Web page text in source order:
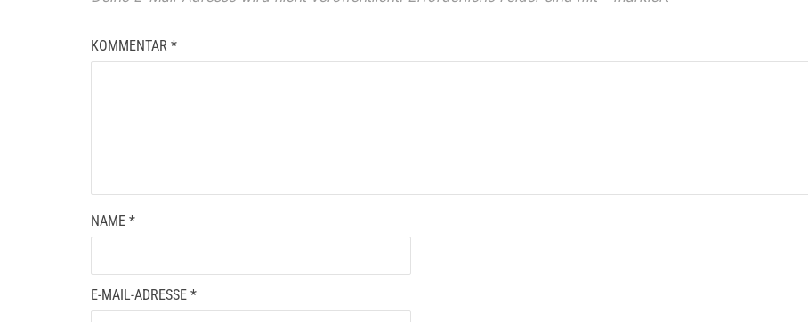
KOMMENTAR *
NAME *
E-MAIL-ADRESSE *